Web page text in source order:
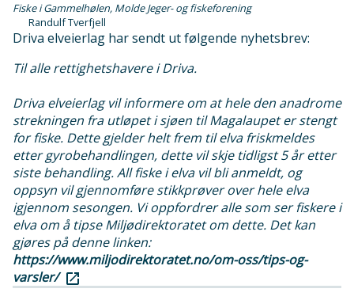
Fiske i Gammelhølen, Molde Jeger- og fiskeforening
Randulf Tverfjell
Driva elveierlag har sendt ut følgende nyhetsbrev:
Til alle rettighetshavere i Driva.
Driva elveierlag vil informere om at hele den anadrome
strekningen fra utløpet i sjøen til Magalaupet er stengt
for fiske. Dette gjelder helt frem til elva friskmeldes
etter gyrobehandlingen, dette vil skje tidligst 5 år etter
siste behandling. All fiske i elva vil bli anmeldt, og
oppsyn vil gjennomføre stikkprøver over hele elva
igjennom sesongen. Vi oppfordrer alle som ser fiskere i
elva om å tipse Miljødirektoratet om dette. Det kan
gjøres på denne linken:
https://www.miljodirektoratet.no/om-oss/tips-og-
varsler/